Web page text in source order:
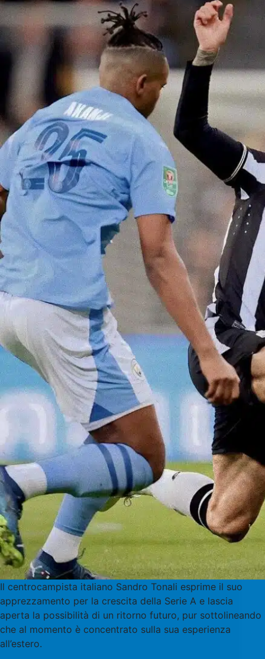
Il centrocampista italiano Sandro Tonali esprime il suo
apprezzamento per la crescita della Serie A e lascia
aperta la possibilità di un ritorno futuro, pur sottolineando
che al momento è concentrato sulla sua esperienza
all’estero.